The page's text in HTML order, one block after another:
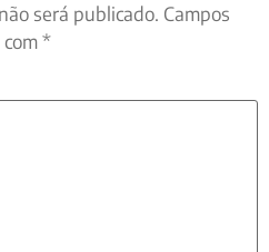
será publicado. Campos
*